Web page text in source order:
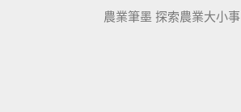
農業筆墨 探索農業大小事